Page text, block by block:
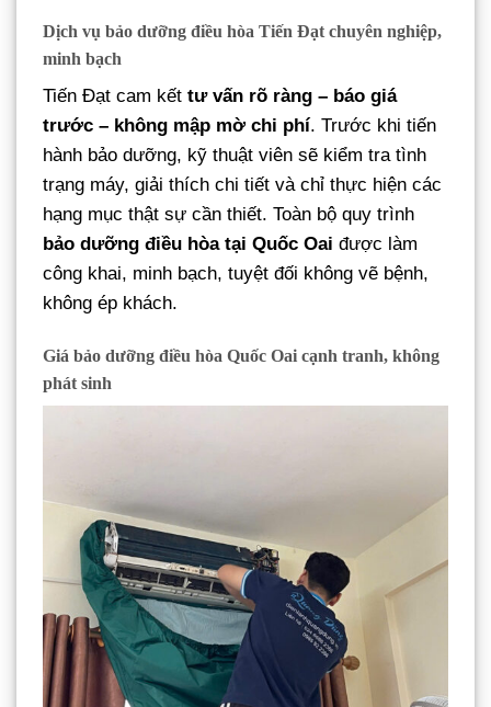
Dịch vụ bảo dưỡng điều hòa Tiến Đạt chuyên nghiệp,
minh bạch
Tiến Đạt cam kết tư vấn rõ ràng – báo giá
trước – không mập mờ chi phí. Trước khi tiến
hành bảo dưỡng, kỹ thuật viên sẽ kiểm tra tình
trạng máy, giải thích chi tiết và chỉ thực hiện các
hạng mục thật sự cần thiết. Toàn bộ quy trình
bảo dưỡng điều hòa tại Quốc Oai được làm
công khai, minh bạch, tuyệt đối không vẽ bệnh,
không ép khách.
Giá bảo dưỡng điều hòa Quốc Oai cạnh tranh, không
phát sinh